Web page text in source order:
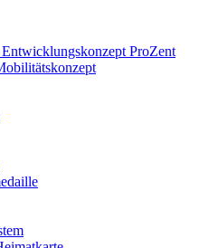
Entwicklungskonzept ProZent